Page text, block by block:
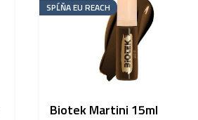
SPĹŇA EU REACH
Biotek Martini 15ml